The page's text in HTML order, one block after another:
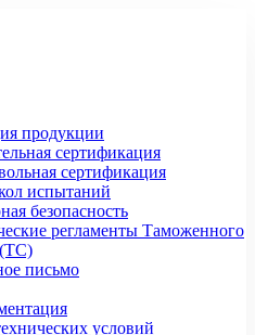
продукции
сертификация
сертификация
испытаний
безопасность
регламенты Таможенного
письмо
условий